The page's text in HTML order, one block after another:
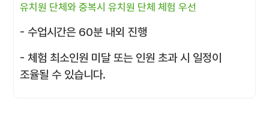
유치원 단체와 중복시 유치원 단체 체험 우선
- 수업시간은 60분 내외 진행
- 체험 최소인원 미달 또는 인원 초과 시 일정이
조율될 수 있습니다.